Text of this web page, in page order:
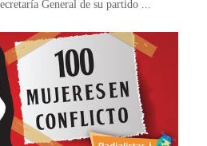
General de su partido ...